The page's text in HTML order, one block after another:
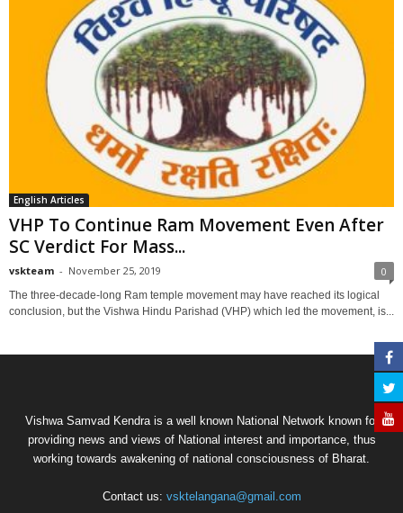
English Articles
VHP To Continue Ram Movement Even After
SC Verdict For Mass...
vskteam - November 25, 2019 0
The three-decade-long Ram temple movement may have reached its logical
conclusion, but the Vishwa Hindu Parishad (VHP) which led the movement, is...
Vishwa Samvad Kendra is a well known National Network known for
providing news and views of National interest and importance, thus
working towards awakening of national consciousness of Bharat.
Contact us: vsktelangana@gmail.com